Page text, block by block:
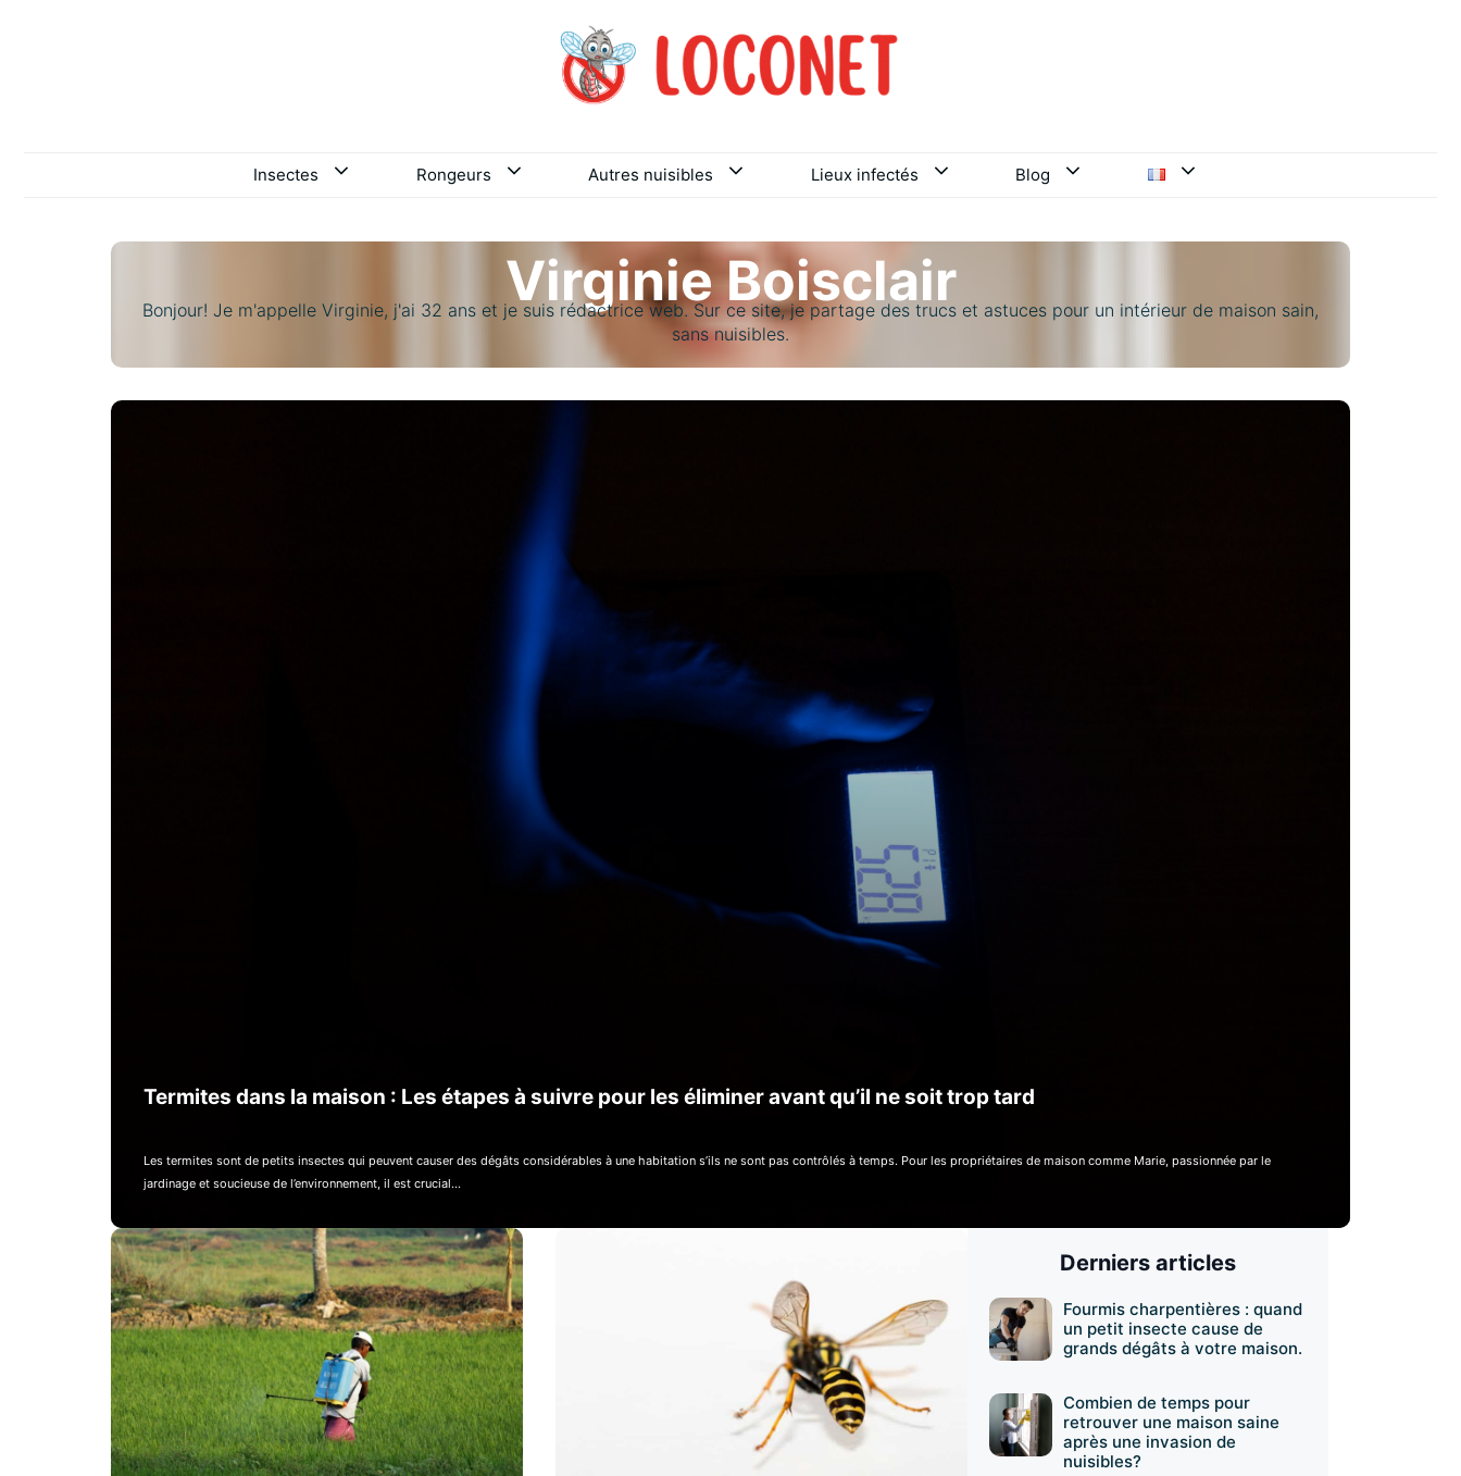
Insectes Rongeurs Autres nuisibles Lieux infectés Blog
Virginie Boisclair
Bonjour! Je m'appelle Virginie, j'ai 32 ans et je suis rédactrice web. Sur ce site, je partage des trucs et astuces pour un intérieur de maison sain,
sans nuisibles.
Termites dans la maison : Les étapes à suivre pour les éliminer avant qu’il ne soit trop tard
Les termites sont de petits insectes qui peuvent causer des dégâts considérables à une habitation s’ils ne sont pas contrôlés à temps. Pour les propriétaires de maison comme Marie, passionnée par le
jardinage et soucieuse de l’environnement, il est crucial…
Derniers articles
Fourmis charpentières : quand
un petit insecte cause de
grands dégâts à votre maison.
Combien de temps pour
retrouver une maison saine
après une invasion de
nuisibles?